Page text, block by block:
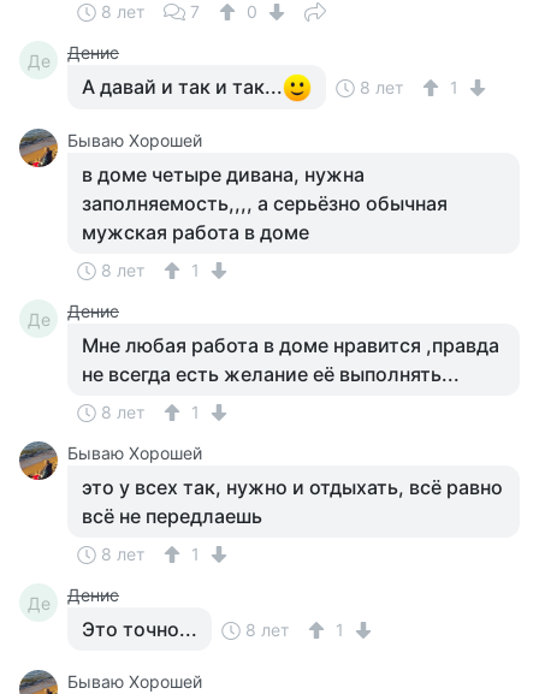
8 лет 7 0
Де Денис
А давай и так и так... 8 лет 1
Бываю Хорошей
в доме четыре дивана, нужна
заполняемость,,,, а серьёзно обычная
мужская работа в доме
8 лет 1
Де Денис
Мне любая работа в доме нравится ,правда
не всегда есть желание её выполнять...
8 лет
1
Бываю Хорошей
это у всех так, нужно и отдыхать, всё равно
всё не передлаешь
8 лет 1
Де Денис
Это точно... 8 лет 1
Бываю Хорошей